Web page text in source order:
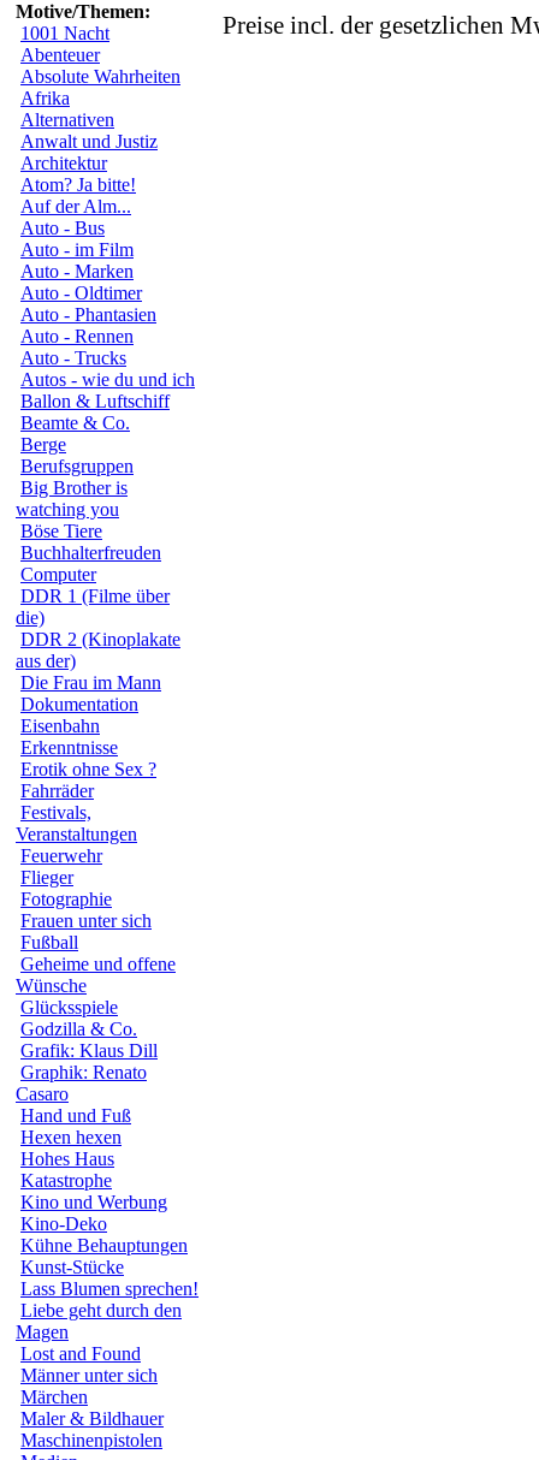
Motive/Themen:
1001 Nacht
Abenteuer
Absolute Wahrheiten
Afrika
Alternativen
Anwalt und Justiz
Architektur
Atom? Ja bitte!
Auf der Alm...
Auto - Bus
Auto - im Film
Auto - Marken
Auto - Oldtimer
Auto - Phantasien
Auto - Rennen
Auto - Trucks
Autos - wie du und ich
Ballon & Luftschiff
Beamte & Co.
Berge
Berufsgruppen
Big Brother is
watching you
Böse Tiere
Buchhalterfreuden
Computer
DDR 1 (Filme über
die)
DDR 2 (Kinoplakate
aus der)
Die Frau im Mann
Dokumentation
Eisenbahn
Erkenntnisse
Erotik ohne Sex ?
Fahrräder
Festivals,
Veranstaltungen
Feuerwehr
Flieger
Fotographie
Frauen unter sich
Fußball
Geheime und offene
Wünsche
Glücksspiele
Godzilla & Co.
Grafik: Klaus Dill
Graphik: Renato
Casaro
Hand und Fuß
Hexen hexen
Hohes Haus
Katastrophe
Kino und Werbung
Kino-Deko
Kühne Behauptungen
Kunst-Stücke
Lass Blumen sprechen!
Liebe geht durch den
Magen
Lost and Found
Männer unter sich
Märchen
Maler & Bildhauer
Maschinenpistolen
Preise incl. der gesetzlichen